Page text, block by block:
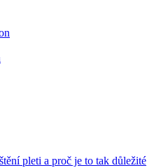
pleti a proč je to tak důležité